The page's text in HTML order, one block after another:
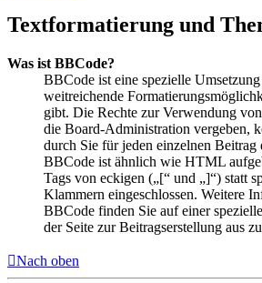
Textformatierung und
Was ist BBCode?
BBCode ist eine spezielle
weitreichende
gibt. Die Rechte zur Verwendung
die Board-Administration vergeben,
durch Sie für jeden einzelnen Beitrag
BBCode ist ähnlich wie HTML
Tags von eckigen („[“ und „]“) statt
Klammern eingeschlossen. Weitere
BBCode finden Sie auf einer
der Seite zur Beitragserstellung aus
Nach oben